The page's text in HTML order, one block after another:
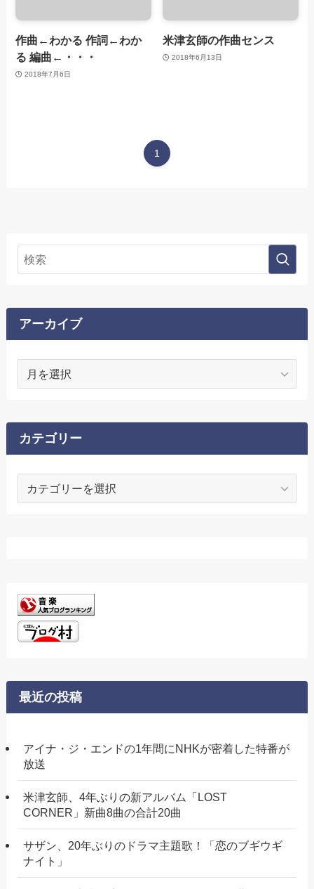
作曲←わかる 作詞←わか
る 編曲←・・・
2018年7月6日
米津玄師の作曲センス
2018年6月13日
1
アーカイブ
イ
ブ
カテゴリー
最近の投稿
アイナ・ジ・エンドの1年間にNHKが密着した特番が
放送
米津玄師、4年ぶりの新アルバム「LOST
CORNER」新曲8曲の合計20曲
サザン、20年ぶりのドラマ主題歌！「恋のブギウギ
ナイト」